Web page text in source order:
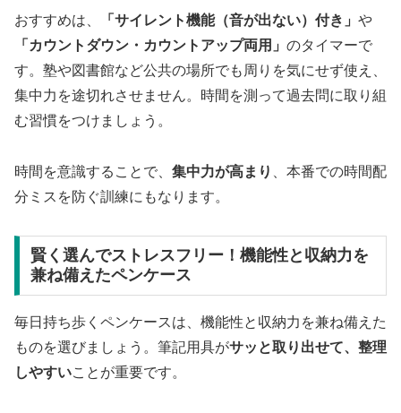
おすすめは、 「サイレント機能（音が出ない）付き」 や
「カウントダウン・カウントアップ両用」 のタイマーで
す。塾や図書館など公共の場所でも周りを気にせず使え、
集中力を途切れさせません。時間を測って過去問に取り組
む習慣をつけましょう。
時間を意識することで、 集中力が高まり
、本番での時間配
分ミスを防ぐ訓練にもなります。
賢く選んでストレスフリー！機能性と収納力を
兼ね備えたペンケース
毎日持ち歩くペンケースは、機能性と収納力を兼ね備えた
ものを選びましょう。筆記用具がサッと取り出せて、整理
しやすいことが重要です。